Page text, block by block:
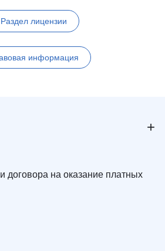
Раздел лицензии
информация
+
договора на оказание платных